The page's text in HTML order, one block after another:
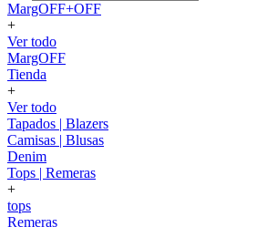
MargOFF+OFF
+
Ver todo
MargOFF
Tienda
+
Ver todo
Tapados | Blazers
Camisas | Blusas
Denim
Tops | Remeras
+
tops
Remeras